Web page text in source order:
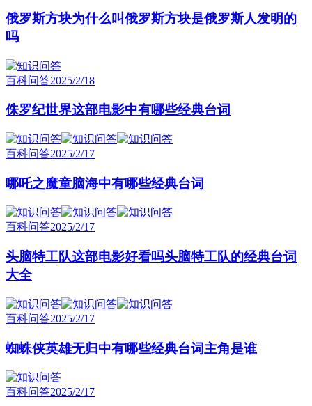
俄罗斯方块为什么叫俄罗斯方块是俄罗斯人发明的
吗
百科问答2025/2/18
侏罗纪世界这部电影中有哪些经典台词
百科问答2025/2/17
哪吒之魔童脑海中有哪些经典台词
百科问答2025/2/17
头脑特工队这部电影好看吗头脑特工队的经典台词
大全
百科问答2025/2/17
蜘蛛侠英雄无归中有哪些经典台词主角是谁
百科问答2025/2/17